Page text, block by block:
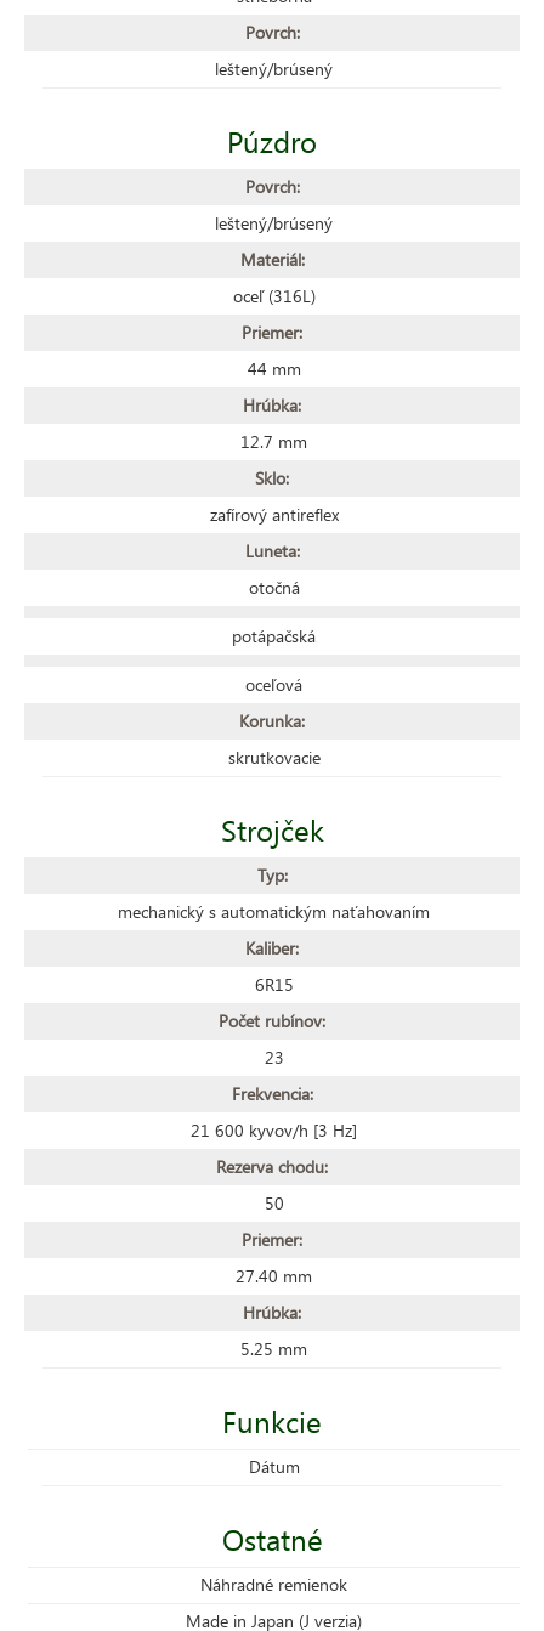
Povrch:
leštený/brúsený
Púzdro
Povrch:
leštený/brúsený
Materiál:
oceľ (316L)
Priemer:
44 mm
Hrúbka:
12.7 mm
Sklo:
zafírový antireflex
Luneta:
otočná
potápačská
oceľová
Korunka:
skrutkovacie
Strojček
Typ:
mechanický s automatickým naťahovaním
Kaliber:
6R15
Počet rubínov:
23
Frekvencia:
21 600 kyvov/h [3 Hz]
Rezerva chodu:
50
Priemer:
27.40 mm
Hrúbka:
5.25 mm
Funkcie
Dátum
Ostatné
Náhradné remienok
Made in Japan (J verzia)